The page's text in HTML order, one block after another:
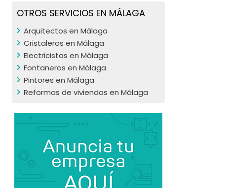
OTROS SERVICIOS EN MÁLAGA
Arquitectos en Málaga
Cristaleros en Málaga
Electricistas en Málaga
Fontaneros en Málaga
Pintores en Málaga
Reformas de viviendas en Málaga